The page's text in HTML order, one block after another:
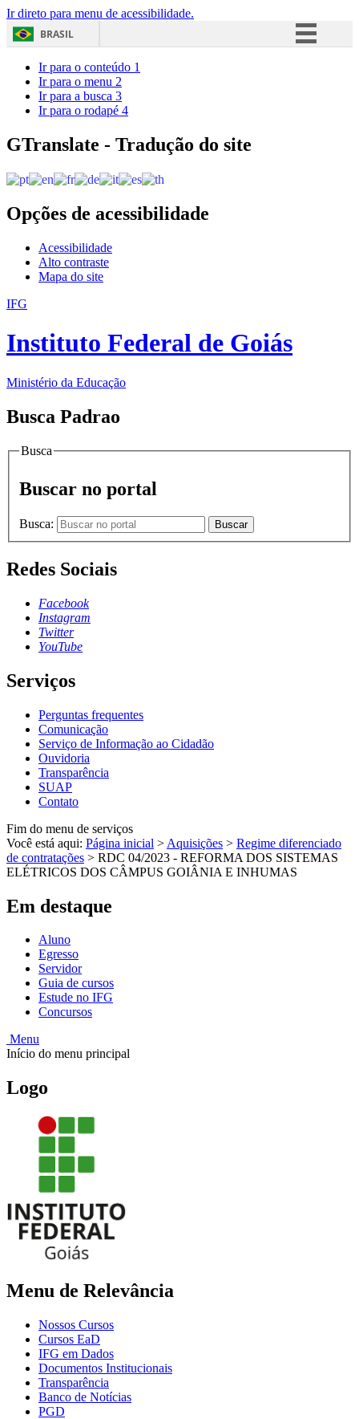
Ir direto para menu de acessibilidade.
BRASIL
Acesso à informação
Ir para o conteúdo 1
Ir para o menu 2
Ir para a busca 3
Ir para o rodapé 4
GTranslate - Tradução do site
Opções de acessibilidade
Acessibilidade
Alto contraste
Mapa do site
IFG
Instituto Federal de Goiás
Ministério da Educação
Busca Padrao
Busca
Buscar no portal
Busca: Buscar
Redes Sociais
Facebook
Instagram
Twitter
YouTube
Serviços
Perguntas frequentes
Comunicação
Serviço de Informação ao Cidadão
Ouvidoria
Transparência
SUAP
Contato
Fim do menu de serviços
Você está aqui: Página inicial > Aquisições > Regime diferenciado
de contratações > RDC 04/2023 - REFORMA DOS SISTEMAS
ELÉTRICOS DOS CÂMPUS GOIÂNIA E INHUMAS
Em destaque
Aluno
Egresso
Servidor
Guia de cursos
Estude no IFG
Concursos
Menu
Início do menu principal
Logo
Menu de Relevância
Nossos Cursos
Cursos EaD
IFG em Dados
Documentos Institucionais
Transparência
Banco de Notícias
PGD